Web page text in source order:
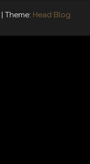
Theme: Head Blog